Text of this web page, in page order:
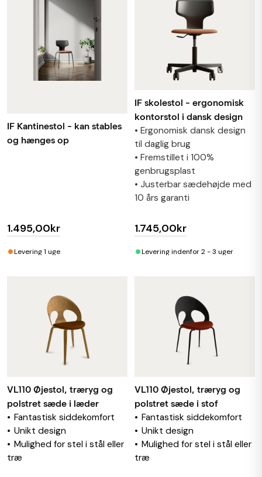
IF Kantinestol - kan stables
og hænges op
1.495,00kr
•Levering 1 uge
IF skolestol - ergonomisk
kontorstol i dansk design
• Ergonomisk dansk design
til daglig brug
• Fremstillet i 100%
genbrugsplast
• Justerbar sædehøjde med
10 års garanti
1.745,00kr
•Levering indenfor 2 - 3 uger
VL110 Øjestol, træryg og
polstret sæde i læder
Fantastisk siddekomfort
Unikt design
Mulighed for stel i stål eller
træ
VL110 Øjestol, træryg og
polstret sæde i stof
Fantastisk siddekomfort
Unikt design
Mulighed for stel i stål eller
træ